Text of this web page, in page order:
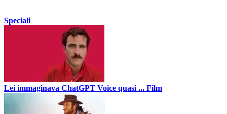
Speciali
Lei immaginava ChatGPT Voice quasi ... Film